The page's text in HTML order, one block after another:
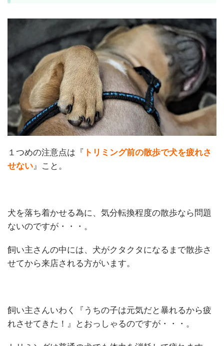
１つめの注意点は『 トリミング前の散歩で犬を疲れさ
せない』こと。
犬を落ち着かせる為に、気分転換程度の散歩なら問題
ないのですが・・・。
飼い主さんの中には、犬がクタクタになるまで散歩さ
せてから来店される方がいます。
飼い主さんいわく『うちの子は元気だと暴れるから疲
れさせてきた！』とおっしゃるのですが・・・。